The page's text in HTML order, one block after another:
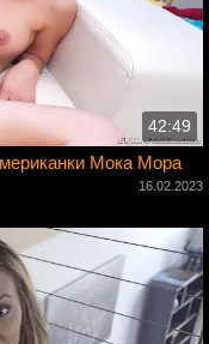
42:49
Мока Мора
16.02.2023